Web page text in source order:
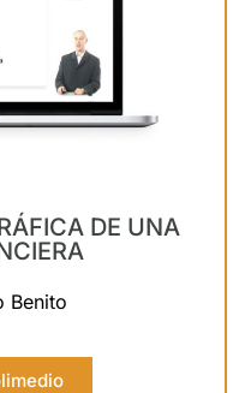
DE UNA
Benito